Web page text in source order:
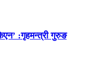
:गृहमन्त्री गुरुङ